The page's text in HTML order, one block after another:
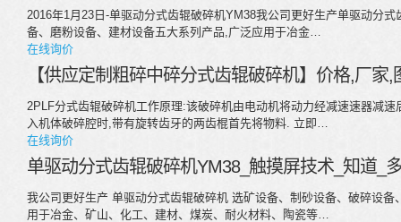
2016年1月23日-单驱动分式齿辊破碎机YM38我公司更好生产单驱动分
备、磨粉设备、建材设备五大系列产品,广泛应用于冶金…
在线询价
【供应定制粗碎中碎分式齿辊破碎机】价格,厂
2PLF分式齿辊破碎机工作原理:该破碎机由电动机将动力经减速速器减
入机体破碎腔时,带有旋转齿牙的两齿棍首先将物料. 立即…
在线询价
单驱动分式齿辊破碎机YM38_触摸屏技术_知道_
我公司更好生产 单驱动分式齿辊破碎机 选矿设备、制砂设备、破碎设
用于冶金、矿山、化工、建材、煤炭、耐火材料、陶瓷等…